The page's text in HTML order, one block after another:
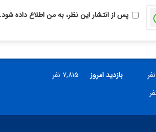
پس از انتشار این نظر، به من اطلاع داده شود.
بازدید امروز
۷,۸۱۵ نفر